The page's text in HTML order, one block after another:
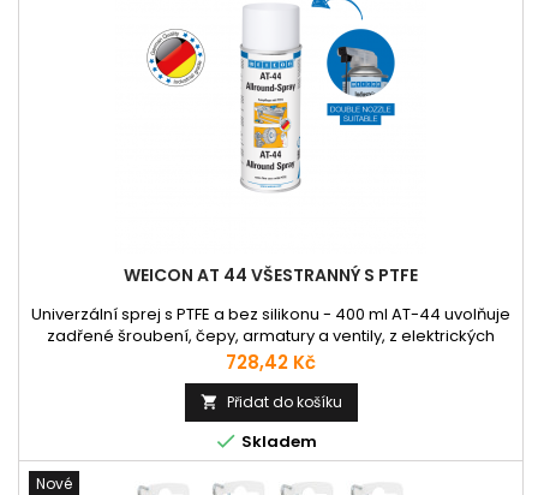
WEICON AT 44 VŠESTRANNÝ S PTFE
Univerzální sprej s PTFE a bez silikonu - 400 ml AT-44 uvolňuje
zadřené šroubení, čepy, armatury a ventily, z elektrických
kontaktů vytěsňuje vlhkost, zabraňuje vzniku bludných proudů
a usnadňuje práci motorů ve vlhku. Odstraňuje vrzavé a
skřípavé zvuky pantů, ložisek, vedení, kloubů a spojek, čistí
znečištěné kovové povrchy a zanechává dlouhodobě...
Cena
728,42 Kč
 Přidat do košíku
 Skladem
Nové